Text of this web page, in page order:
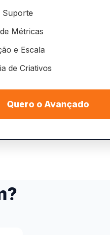
Suporte
Métricas
e Escala
de Criativos
Quero o Avançado